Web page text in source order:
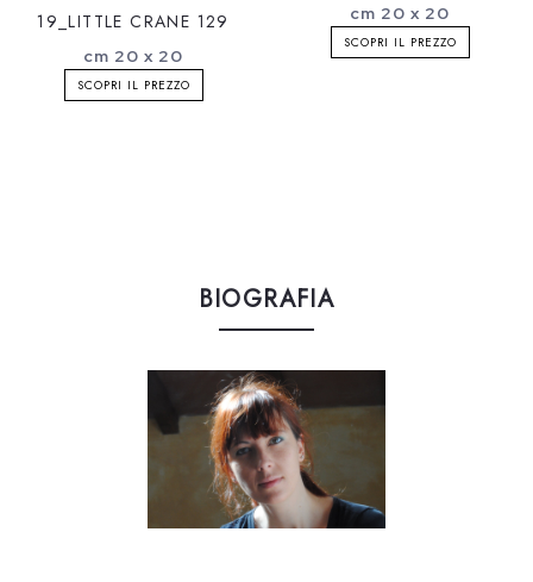
19_LITTLE CRANE 129
cm 20 x 20
SCOPRI IL PREZZO
cm 20 x 20
SCOPRI IL PREZZO
BIOGRAFIA